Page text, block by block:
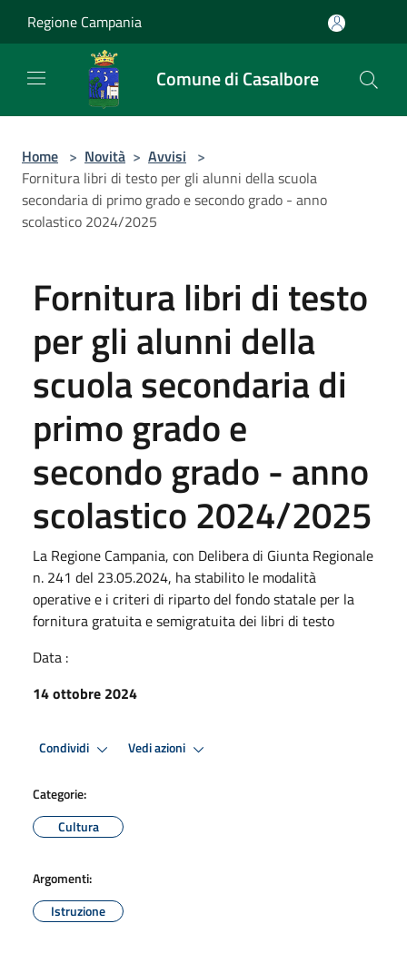
Regione Campania
Comune di Casalbore
Home > Novità > Avvisi >
Fornitura libri di testo per gli alunni della scuola
secondaria di primo grado e secondo grado - anno
scolastico 2024/2025
Fornitura libri di testo
per gli alunni della
scuola secondaria di
primo grado e
secondo grado - anno
scolastico 2024/2025
La Regione Campania, con Delibera di Giunta Regionale
n. 241 del 23.05.2024, ha stabilito le modalità
operative e i criteri di riparto del fondo statale per la
fornitura gratuita e semigratuita dei libri di testo
Data :
14 ottobre 2024
Condividi Vedi azioni
Categorie:
Cultura
Argomenti:
Istruzione